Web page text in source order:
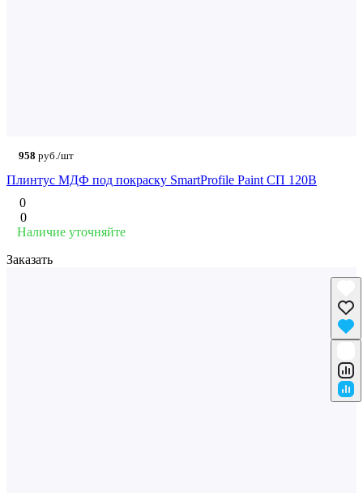
958 руб./шт
Плинтус МДФ под покраску SmartProfile Paint СП 120B
0
0
Наличие уточняйте
Заказать